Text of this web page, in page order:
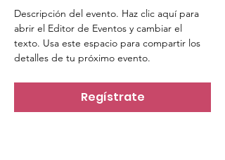
Descripción del evento. Haz clic aquí para
abrir el Editor de Eventos y cambiar el
texto. Usa este espacio para compartir los
detalles de tu próximo evento.
Regístrate